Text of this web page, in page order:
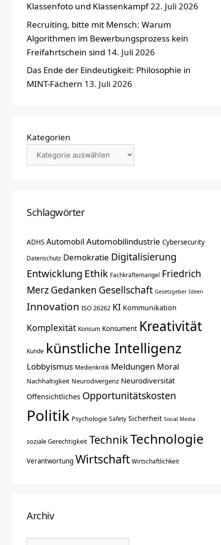
Klassenfoto und Klassenkampf22. Juli 2026
Recruiting, bitte mit Mensch: Warum
Algorithmen im Bewerbungsprozess kein
Freifahrtschein sind 14. Juli 2026
Das Ende der Eindeutigkeit: Philosophie in
MINT-Fächern 13. Juli 2026
Kategorien
Schlagwörter
ADHS Automobil Automobilindustrie Cybersecurity
Datenschutz Demokratie Digitalisierung
Entwicklung Ethik Fachkräftemangel Friedrich
MerzGedanken Gesellschaft Gesetzgeber Ideen
Innovation ISO 26262 KI Kommunikation
Komplexität Konsum Konsument Kreativität
Kunde künstliche Intelligenz
Lobbyismus Medienkritik Meldungen Moral
Nachhaltigkeit Neurodivergenz Neurodiversität
Offensichtliches Opportunitätskosten
Politik Psychologie Safety Sicherheit Social Media
soziale Gerechtigkeit TechnikTechnologie
Verantwortung Wirtschaft Wirtschaftlichkeit
Archiv